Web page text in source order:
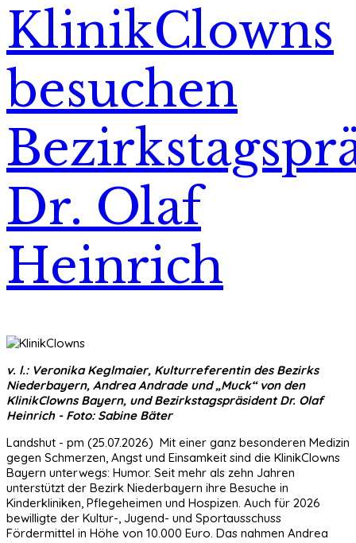
KlinikClowns
besuchen
Dr. Olaf
Heinrich
v. l.: Veronika Keglmaier, Kulturreferentin des Bezirks
Niederbayern, Andrea Andrade und „Muck“ von den
KlinikClowns Bayern, und Bezirkstagspräsident Dr. Olaf
Heinrich - Foto: Sabine Bäter
Landshut - pm (25.07.2026) Mit einer ganz besonderen Medizin
gegen Schmerzen, Angst und Einsamkeit sind die KlinikClowns
Bayern unterwegs: Humor. Seit mehr als zehn Jahren
unterstützt der Bezirk Niederbayern ihre Besuche in
Kinderkliniken, Pflegeheimen und Hospizen. Auch für 2026
bewilligte der Kultur-, Jugend- und Sportausschuss
Fördermittel in Höhe von 10.000 Euro. Das nahmen Andrea